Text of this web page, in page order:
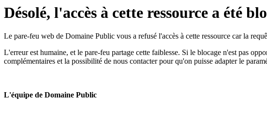
Désolé, l'accès à cette ressource a été
Le pare-feu web de Domaine Public vous a refusé l'accès à cette ressource car la
L'erreur est humaine, et le pare-feu partage cette faiblesse. Si le blocage n'est pas
complémentaires et la possibilité de nous contacter pour qu'on puisse adapter le
L'équipe de Domaine Public